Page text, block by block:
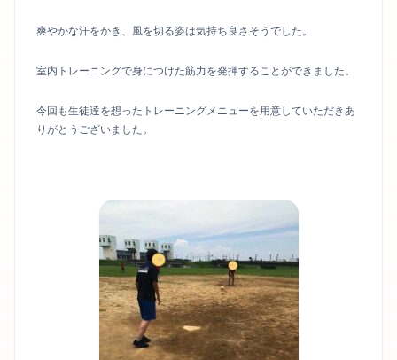
爽やかな汗をかき、風を切る姿は気持ち良さそうでした。
室内トレーニングで身につけた筋力を発揮することができました。
今回も生徒達を想ったトレーニングメニューを用意していただきあ
りがとうございました。